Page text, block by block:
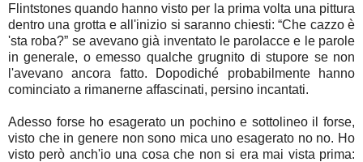
Flintstones quando hanno visto per la prima volta una pittura
dentro una grotta e all'inizio si saranno chiesti: “Che cazzo è
'sta roba?” se avevano già inventato le parolacce e le parole
in generale, o emesso qualche grugnito di stupore se non
l'avevano ancora fatto. Dopodiché probabilmente hanno
cominciato a rimanerne affascinati, persino incantati.
Adesso forse ho esagerato un pochino e sottolineo il forse,
visto che in genere non sono mica uno esagerato no no. Ho
visto però anch'io una cosa che non si era mai vista prima: